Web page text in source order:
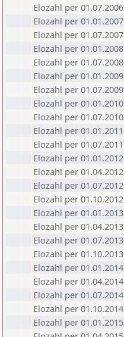
Elozahl per 01.07.2006
Elozahl per 01.01.2007
Elozahl per 01.07.2007
Elozahl per 01.01.2008
Elozahl per 01.07.2008
Elozahl per 01.01.2009
Elozahl per 01.07.2009
Elozahl per 01.01.2010
Elozahl per 01.07.2010
Elozahl per 01.01.2011
Elozahl per 01.07.2011
Elozahl per 01.01.2012
Elozahl per 01.04.2012
Elozahl per 01.07.2012
Elozahl per 01.10.2012
Elozahl per 01.01.2013
Elozahl per 01.04.2013
Elozahl per 01.07.2013
Elozahl per 01.10.2013
Elozahl per 01.01.2014
Elozahl per 01.04.2014
Elozahl per 01.07.2014
Elozahl per 01.10.2014
Elozahl per 01.01.2015